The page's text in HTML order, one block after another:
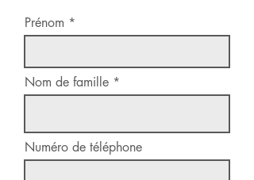
Prénom
Nom de famille
Numéro de téléphone